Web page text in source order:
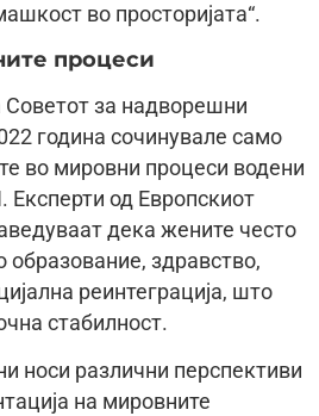
во просторијата“.
процеси
за надворешни
година сочинувале само
во мировни процеси водени
Експерти од Европскиот
дека жените често
образование, здравство,
реинтеграција, што
стабилност.
носи различни перспективи
на мировните